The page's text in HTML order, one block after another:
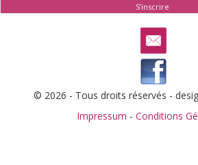
© 2026 - Tous droits réservés -
Impressum - Conditions